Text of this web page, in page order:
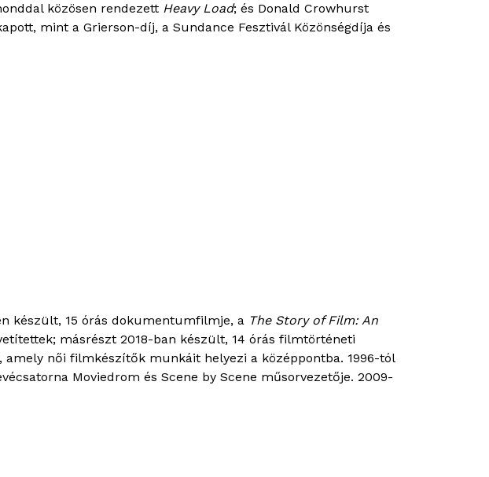
közösen rendezett Heavy Load; és Donald Crowhurst
mint a Grierson-díj, a Sundance Fesztivál Közönségdíja és
készült, 15 órás dokumentumfilmje, a The Story of Film: An
másrészt 2018-ban készült, 14 órás filmtörténeti
, amely női filmkészítők munkáit helyezi a középpontba. 1996-tól
Moviedrom és Scene by Scene műsorvezetője. 2009-